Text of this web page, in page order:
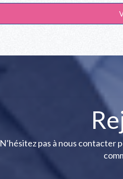
N’hésitez pas à nous contacter